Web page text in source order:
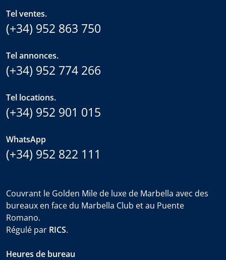
Tel ventes.
(+34) 952 863 750
Tel annonces.
(+34) 952 774 266
Tel locations.
(+34) 952 901 015
WhatsApp
(+34) 952 822 111
Couvrant le Golden Mile de luxe de Marbella avec des
bureaux en face du Marbella Club et au Puente
Romano.
Régulé par RICS.
Heures de bureau